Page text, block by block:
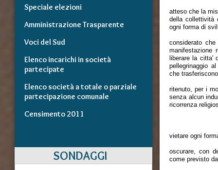
Speciale elezioni
Amministrazione Trasparente
Voci del Sud
Elenco incarichi in società
partecipate
Elenco società a totale o parziale
partecipazione comunale
Censimento 2011
SONDAGGI
atteso che la
della collettività
ogni forma di
considerato
manifestazione
liberare la citta'
pellegrinaggio
che
ritenuto, per i
senza alcun
ricorrenza
vietare ogni
oscurare, con
come previsto